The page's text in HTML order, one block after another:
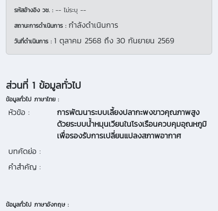
รหัสอ้างอิง วช. : -- ไม่ระบุ --
สถานะการดำเนินการ : กำลังดำเนินการ
วันที่ดำเนินการ : 1 ตุลาคม 2568 ถึง 30 กันยายน 2569
ส่วนที่ 1 ข้อมูลทั่วไป
ข้อมูลทั่วไป ภาษาไทย :
หัวข้อ :
การพัฒนาระบบเลี้ยงปลากะพงขาวคุณภาพสูง
ด้วยระบบน้ำหมุนเวียนในโรงเรือนควบคุมอุณหภูมิ
เพื่อรองรับการเปลี่ยนแปลงสภาพอากาศ
บทคัดย่อ :
คำสำคัญ :
ข้อมูลทั่วไป ภาษาอังกฤษ :